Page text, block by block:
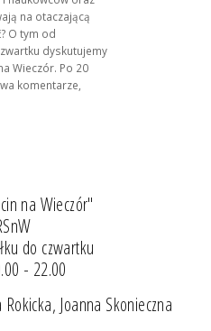
na otaczającą
O tym od
dyskutujemy
Wieczór. Po 20
komentarze,
na Wieczór"
do czwartku
- 22.00
Joanna Skonieczna